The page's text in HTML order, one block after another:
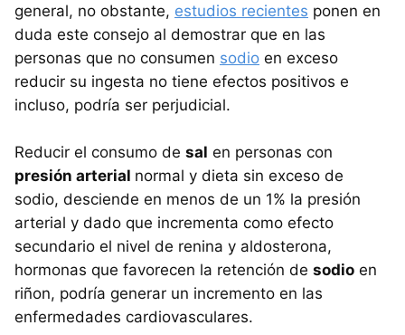
general, no obstante, estudios recientes ponen en
duda este consejo al demostrar que en las
personas que no consumen sodio en exceso
reducir su ingesta no tiene efectos positivos e
incluso, podría ser perjudicial.
Reducir el consumo de sal en personas con
presión arterial normal y dieta sin exceso de
sodio, desciende en menos de un 1% la presión
arterial y dado que incrementa como efecto
secundario el nivel de renina y aldosterona,
hormonas que favorecen la retención de sodio en
riñon, podría generar un incremento en las
enfermedades cardiovasculares.